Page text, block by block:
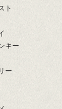
ト
キー
ー